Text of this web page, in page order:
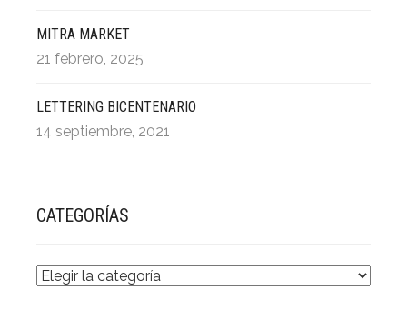
MITRA MARKET
21 febrero, 2025
LETTERING BICENTENARIO
14 septiembre, 2021
CATEGORÍAS